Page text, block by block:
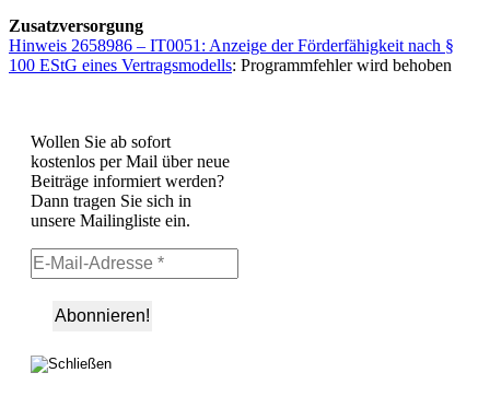
Zusatzversorgung
Hinweis 2658986 – IT0051: Anzeige der Förderfähigkeit nach §
100 EStG eines Vertragsmodells: Programmfehler wird behoben
Wollen Sie ab sofort
kostenlos per Mail über neue
Beiträge informiert werden?
Dann tragen Sie sich in
unsere Mailingliste ein.